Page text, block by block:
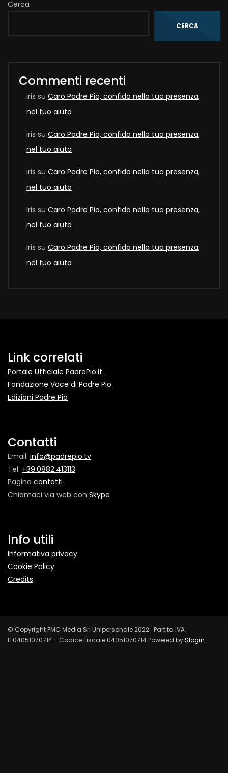
Cerca
CERCA
Commenti recenti
iris su Caro Padre Pio, confido nella tua presenza,
nel tuo aiuto
iris su Caro Padre Pio, confido nella tua presenza,
nel tuo aiuto
iris su Caro Padre Pio, confido nella tua presenza,
nel tuo aiuto
Iris su Caro Padre Pio, confido nella tua presenza,
nel tuo aiuto
Iris su Caro Padre Pio, confido nella tua presenza,
nel tuo aiuto
Link correlati
Portale Ufficiale PadrePio.it
Fondazione Voce di Padre Pio
Edizioni Padre Pio
Contatti
Email: info@padrepio.tv
Tel: +39.0882.413113
Pagina contatti
Chiamaci via web con Skype
Info utili
Informativa privacy
Cookie Policy
Credits
© Copyright FMC Media Srl Unipersonale 2022 Partita IVA
IT04051070714 - Codice Fiscale 04051070714 Powered bySlogin